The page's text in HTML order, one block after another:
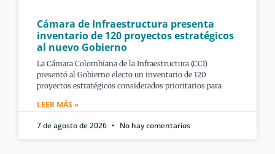
Cámara de Infraestructura presenta
inventario de 120 proyectos estratégicos
al nuevo Gobierno
La Cámara Colombiana de la Infraestructura (CCI)
presentó al Gobierno electo un inventario de 120
proyectos estratégicos considerados prioritarios para
LEER MÁS »
7 de agosto de 2026
No hay comentarios